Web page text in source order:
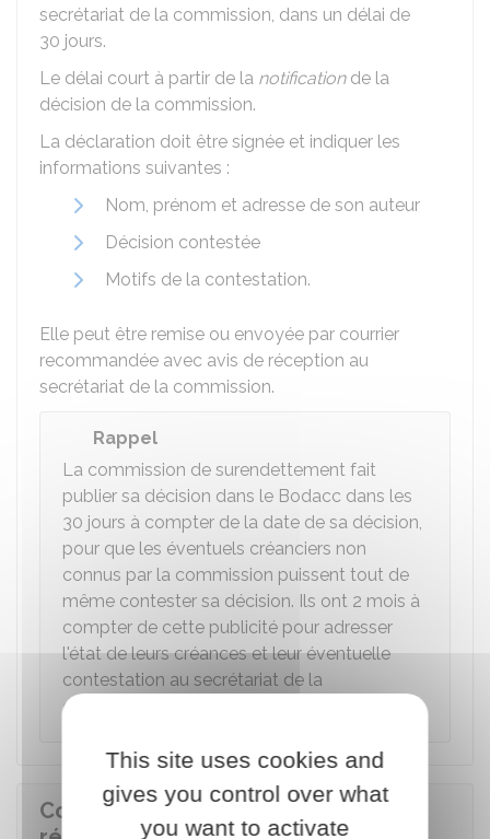
secrétariat de la commission, dans un délai de
30 jours.
Le délai court à partir de la notificationde la
décision de la commission.
La déclaration doit être signée et indiquer les
informations suivantes :
Nom, prénom et adresse de son auteur
Décision contestée
Motifs de la contestation.
Elle peut être remise ou envoyée par courrier
recommandée avec avis de réception au
secrétariat de la commission.
Rappel
La commission de surendettement fait
publier sa décision dans le Bodacc dans les
30 jours à compter de la date de sa décision,
pour que les éventuels créanciers non
connus par la commission puissent tout de
même contester sa décision. Ils ont 2 mois à
compter de cette publicité pour adresser
l'état de leurs créances et leur éventuelle
contestation au secrétariat de la
commission.
Comment entre en vigueur le
This site uses cookies and
gives you control over what
you want to activate